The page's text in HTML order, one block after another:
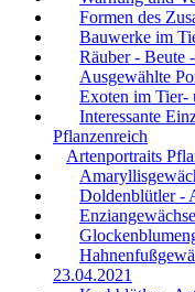
Formen des
Bauwerke im
Räuber - Beute
Ausgewählte
Exoten im Tier-
Interessante
Pflanzenreich
Artenportraits
Doldenblütler -
23.04.2021